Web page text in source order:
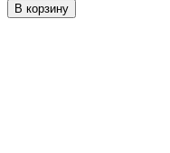
В корзину